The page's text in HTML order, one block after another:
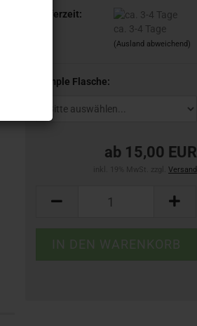
Lieferzeit:
ca. 3-4 Tage
(Ausland abweichend)
Sample Flasche:
ab 15,00 EUR
Versand